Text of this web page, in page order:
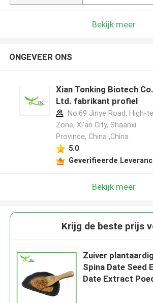
Bekijk meer
ONGEVEER ONS
Xian Tonking Biotech
Ltd. fabrikant profiel
No.69 Jinye Road, High-
Zone, Xi'an City, Shaanxi
Province, China ,China
5.0
Geverifieerde
Bekijk meer
Krijg de beste prijs
Zuiver
Spina Date Seed
Date Extract